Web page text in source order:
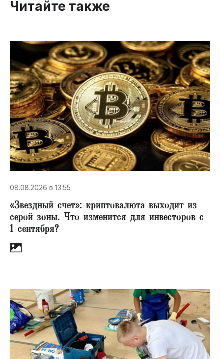
Читайте также
08.08.2026 в 13:55
«Звездный счет»​: криптовалюта выходит из
серой зоны. Что изменится для инвесторов с
1 сентября?